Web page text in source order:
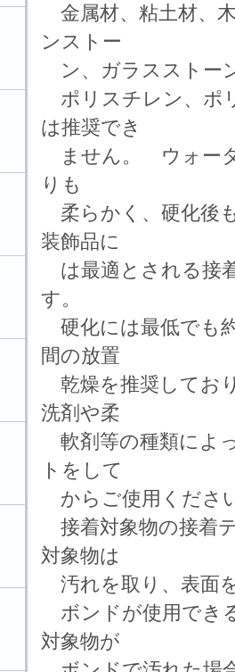
金属材、粘土材、
ンストー
ン、ガラスストー
ポリスチレン、ポ
は推奨でき
ません。 ウォータ
りも
柔らかく、硬化後
装飾品に
は最適とされる接
す。
硬化には最低でも
間の放置
乾燥を推奨してお
洗剤や柔
軟剤等の種類によ
トをして
からご使用くださ
接着対象物の接着
対象物は
汚れを取り、表面
ボンドが使用でき
対象物が